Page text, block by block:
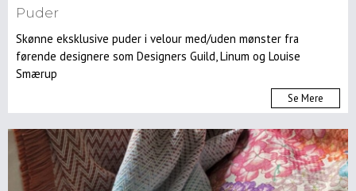
Puder
Skønne eksklusive puder i velour med/uden mønster fra
førende designere som Designers Guild, Linum og Louise
Smærup
Se Mere
Sofaer
Reoler
&
opbevaring
&
Hifimøbler
Skriveborde
&
konsoller